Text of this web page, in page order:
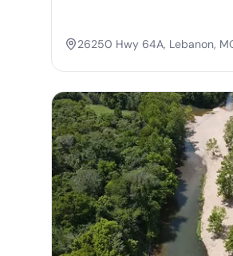
26250 Hwy 64A, Lebanon,